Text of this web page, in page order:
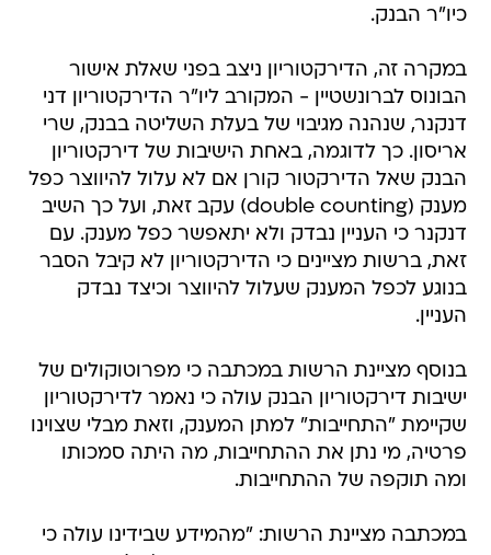
כיו"ר הבנק.
במקרה זה, הדירקטוריון ניצב בפני שאלת אישור
הבונוס לברונשטיין - המקורב ליו"ר הדירקטוריון דני
דנקנר, שנהנה מגיבוי של בעלת השליטה בבנק, שרי
אריסון. כך לדוגמה, באחת הישיבות של דירקטוריון
הבנק שאל הדירקטור קורן אם לא עלול להיווצר כפל
מענק (double counting) עקב זאת, ועל כך השיב
דנקנר כי העניין נבדק ולא יתאפשר כפל מענק. עם
זאת, ברשות מציינים כי הדירקטוריון לא קיבל הסבר
בנוגע לכפל המענק שעלול להיווצר וכיצד נבדק
העניין.
בנוסף מציינת הרשות במכתבה כי מפרוטוקולים של
ישיבות דירקטוריון הבנק עולה כי נאמר לדירקטוריון
שקיימת "התחייבות" למתן המענק, וזאת מבלי שצוינו
פרטיה, מי נתן את ההתחייבות, מה היתה סמכותו
ומה תוקפה של ההתחייבות.
במכתבה מציינת הרשות: "מהמידע שבידינו עולה כי